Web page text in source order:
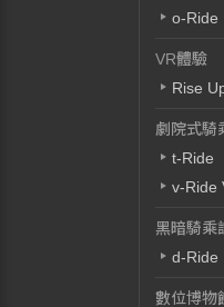
o-Ride
VR體驗
Rise
劇院式騎
t-Ride
v-Ride
黑暗騎乘
d-Ride
數位博物